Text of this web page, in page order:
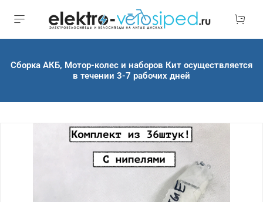
Сборка АКБ, Мотор-колес и наборов Кит осуществляется
в течении 3-7 рабочих дней